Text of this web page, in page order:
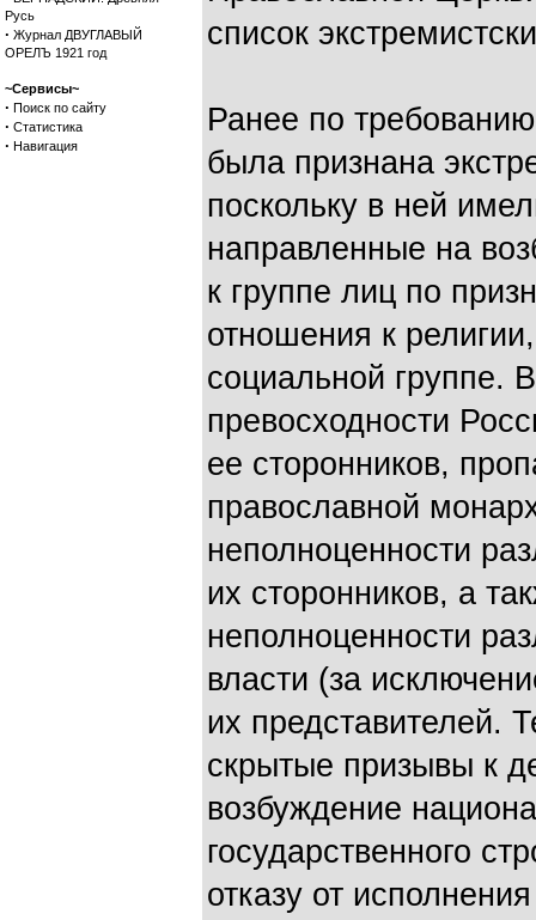
Русь
· Журнал ДВУГЛАВЫЙ
ОРЕЛЪ 1921 год
~Сервисы~
· Поиск по сайту
· Статистика
· Навигация
список
Ранее по
была признана
поскольку в ней
направленные на
к группе лиц по
отношения к
социальной группе.
превосходности
ее сторонников,
православной
неполноценности
их сторонников, а
неполноценности
власти (за
их представителей.
скрытые призывы к
возбуждение
государственного
отказу от